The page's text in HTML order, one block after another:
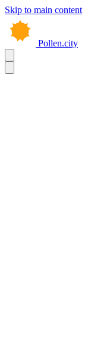
Skip to main content
Pollen.city